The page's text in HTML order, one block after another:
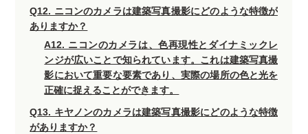
Q12. ニコンのカメラは建築写真撮影にどのような特徴が
ありますか？
A12. ニコンのカメラは、色再現性とダイナミックレ
ンジが広いことで知られています。これは建築写真撮
影において重要な要素であり、実際の場所の色と光を
正確に捉えることができます。
Q13. キヤノンのカメラは建築写真撮影にどのような特徴
がありますか？